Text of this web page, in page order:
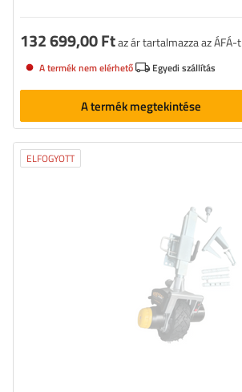
132 699,00 Ftaz ár tartalmazza az ÁFÁ-t
A termék nem elérhető Egyedi szállítás
A termék megtekintése
ELFOGYOTT
Maximális teherbírás: